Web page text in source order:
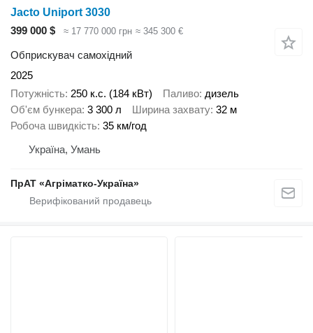
Jacto Uniport 3030
399 000 $
≈ 17 770 000 грн ≈ 345 300 €
Обприскувач самохідний
2025
Потужність 250 к.с. (184 кВт) Паливо дизель
Об'єм бункера 3 300 л Ширина захвату 32 м
Робоча швидкість 35 км/год
Україна, Умань
ПрАТ «Агріматко-Україна»